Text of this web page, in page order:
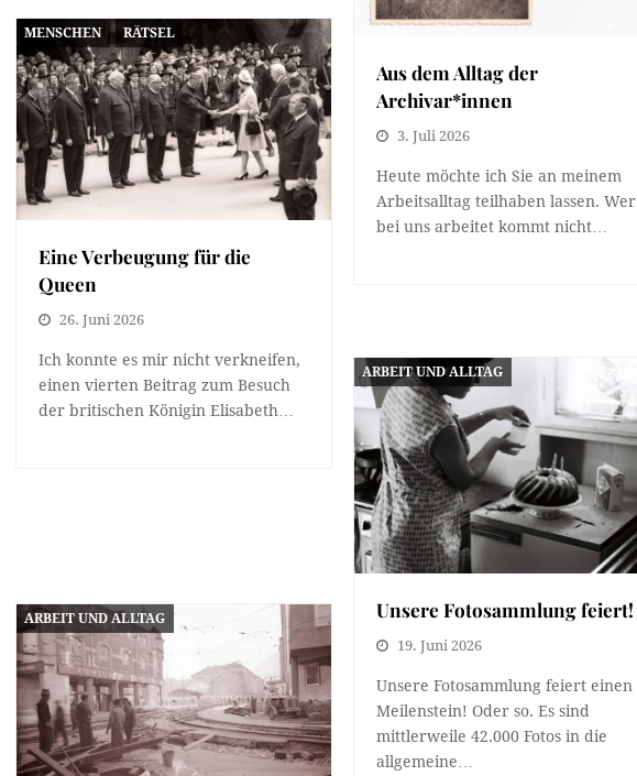
Aus dem Alltag der
Archivar*innen
3. Juli 2026
Heute möchte ich Sie an meinem
Arbeitsalltag teilhaben lassen. Wer
bei uns arbeitet kommt nicht…
MENSCHEN RÄTSEL
Eine Verbeugung für die
Queen
26. Juni 2026
Ich konnte es mir nicht verkneifen,
einen vierten Beitrag zum Besuch
der britischen Königin Elisabeth…
ARBEIT UND ALLTAG
Unsere Fotosammlung feiert!
19. Juni 2026
Unsere Fotosammlung feiert einen
Meilenstein! Oder so. Es sind
mittlerweile 42.000 Fotos in die
allgemeine…
ARBEIT UND ALLTAG